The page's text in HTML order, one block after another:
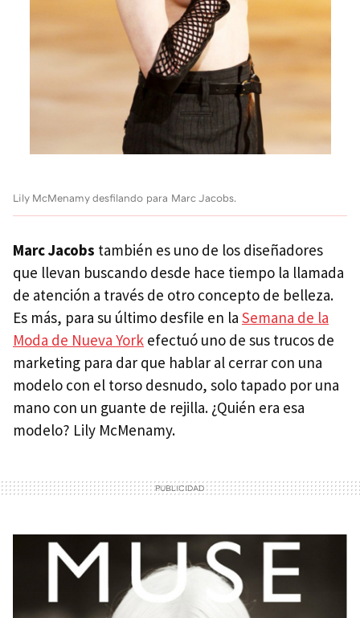
Lily McMenamy desfilando para Marc Jacobs.
Marc Jacobs también es uno de los diseñadores
que llevan buscando desde hace tiempo la llamada
de atención a través de otro concepto de belleza.
Es más, para su último desfile en la Semana de la
Moda de Nueva York efectuó uno de sus trucos de
marketing para dar que hablar al cerrar con una
modelo con el torso desnudo, solo tapado por una
mano con un guante de rejilla. ¿Quién era esa
modelo? Lily McMenamy.